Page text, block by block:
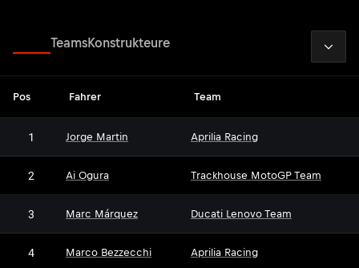
TeamsKonstrukteure
Pos Fahrer Team
1 Jorge Martin Aprilia Racing
2 Ai Ogura Trackhouse MotoGP Team
3 Marc Márquez Ducati Lenovo Team
4 Marco Bezzecchi Aprilia Racing